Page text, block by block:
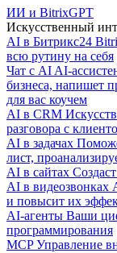
ИИ и BitrixGPT
Искусственный
AI в Битрикс24
всю рутину на себя
Чат с AI AI-
бизнеса, напишет
для вас коучем
AI в CRM
разговора с
AI в задачах
лист,
AI в сайтах
AI в видеозвонках
и повысит их
AI-агенты Ваши
программирования
MCP Управление